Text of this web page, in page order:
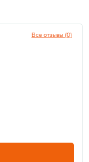
Все отзывы (0)